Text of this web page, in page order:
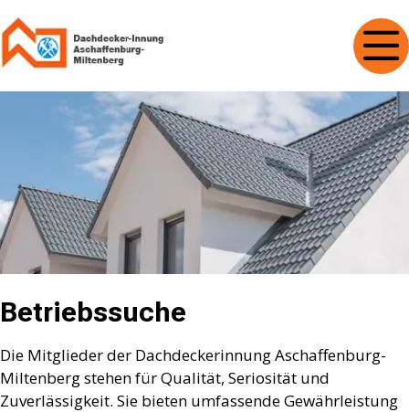
Betriebssuche
Die Mitglieder der Dachdeckerinnung Aschaffenburg-
Miltenberg stehen für Qualität, Seriosität und
Zuverlässigkeit. Sie bieten umfassende Gewährleistung